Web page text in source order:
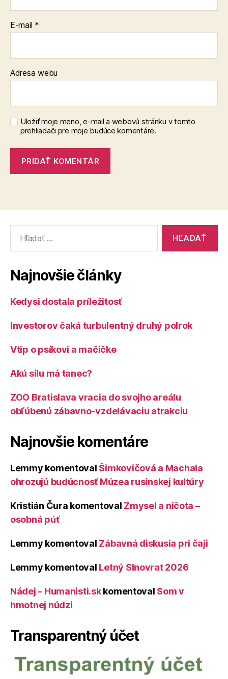
E-mail *
Adresa webu
Uložiť moje meno, e-mail a webovú stránku v tomto
prehliadači pre moje budúce komentáre.
Najnovšie články
Kedysi dostala príležitosť
Investorov čaká turbulentný druhý polrok
Vtip o psíkovi a mačičke
Akú silu má tanec?
ZOO Bratislava vracia do svojho areálu
obľúbenú zábavno-vzdelávaciu atrakciu
Najnovšie komentáre
Lemmy komentoval Šimkovičová a Machala
ohrozujú budúcnosť Múzea rusínskej kultúry
Kristián Čura komentoval Zmysel a ničota –
osobná púť
Lemmy komentoval Zábavná diskusia pri čaji
Lemmy komentoval Letný Slnovrat 2026
Nádej – Humanisti.skkomentoval Som v
hmotnej núdzi
Transparentný účet